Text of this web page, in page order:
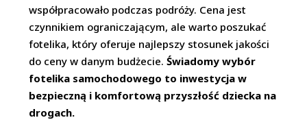
współpracowało podczas podróży. Cena jest
czynnikiem ograniczającym, ale warto poszukać
fotelika, który oferuje najlepszy stosunek jakości
do ceny w danym budżecie.Świadomy wybór
fotelika samochodowego to inwestycja w
bezpieczną i komfortową przyszłość dziecka na
drogach.